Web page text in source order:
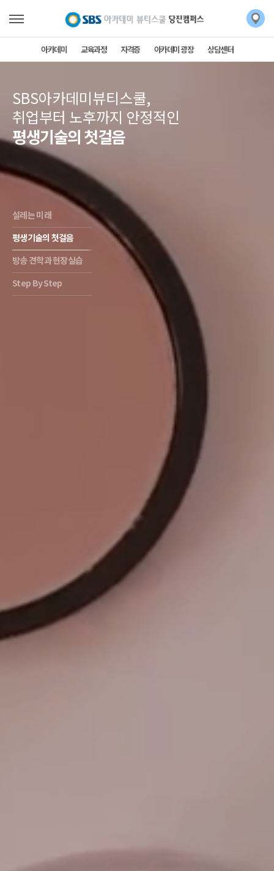
아카데미 교육과정 자격증 아카데미 광장 상담센터
SBS아카데미뷰티스쿨,
취업부터 노후까지 안정적인
평생기술의 첫걸음
설레는 미래
평생기술의 첫걸음
방송 견학과 현장실습
Step By Step